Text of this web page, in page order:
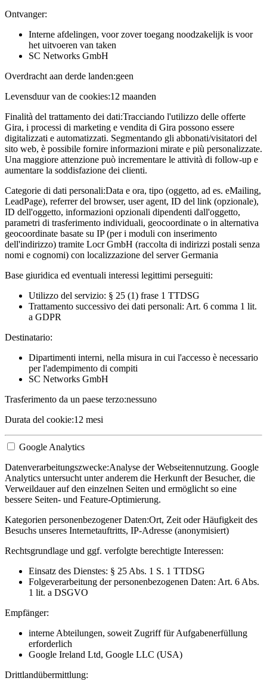
Ontvanger:
Interne afdelingen, voor zover toegang noodzakelijk is voor
het uitvoeren van taken
SC Networks GmbH
Overdracht aan derde landen:geen
Levensduur van de cookies:12 maanden
Finalità del trattamento dei dati:Tracciando l'utilizzo delle offerte
Gira, i processi di marketing e vendita di Gira possono essere
digitalizzati e automatizzati. Segmentando gli abbonati/visitatori del
sito web, è possibile fornire informazioni mirate e più personalizzate.
Una maggiore attenzione può incrementare le attività di follow-up e
aumentare la soddisfazione dei clienti.
Categorie di dati personali:Data e ora, tipo (oggetto, ad es. eMailing,
LeadPage), referrer del browser, user agent, ID del link (opzionale),
ID dell'oggetto, informazioni opzionali dipendenti dall'oggetto,
parametri di trasferimento individuali, geocoordinate o in alternativa
geocoordinate basate su IP (per i moduli con inserimento
dell'indirizzo) tramite Locr GmbH (raccolta di indirizzi postali senza
nomi e cognomi) con localizzazione del server Germania
Base giuridica ed eventuali interessi legittimi perseguiti:
Utilizzo del servizio: § 25 (1) frase 1 TTDSG
Trattamento successivo dei dati personali: Art. 6 comma 1 lit.
a GDPR
Destinatario:
Dipartimenti interni, nella misura in cui l'accesso è necessario
per l'adempimento di compiti
SC Networks GmbH
Trasferimento da un paese terzo:nessuno
Durata del cookie:12 mesi
Google Analytics
Datenverarbeitungszwecke:Analyse der Webseitennutzung. Google
Analytics untersucht unter anderem die Herkunft der Besucher, die
Verweildauer auf den einzelnen Seiten und ermöglicht so eine
bessere Seiten- und Feature-Optimierung.
Kategorien personenbezogener Daten:Ort, Zeit oder Häufigkeit des
Besuchs unseres Internetauftritts, IP-Adresse (anonymisiert)
Rechtsgrundlage und ggf. verfolgte berechtigte Interessen:
Einsatz des Dienstes: § 25 Abs. 1 S. 1 TTDSG
Folgeverarbeitung der personenbezogenen Daten: Art. 6 Abs.
1 lit. a DSGVO
Empfänger:
interne Abteilungen, soweit Zugriff für Aufgabenerfüllung
erforderlich
Google Ireland Ltd, Google LLC (USA)
Drittlandübermittlung: